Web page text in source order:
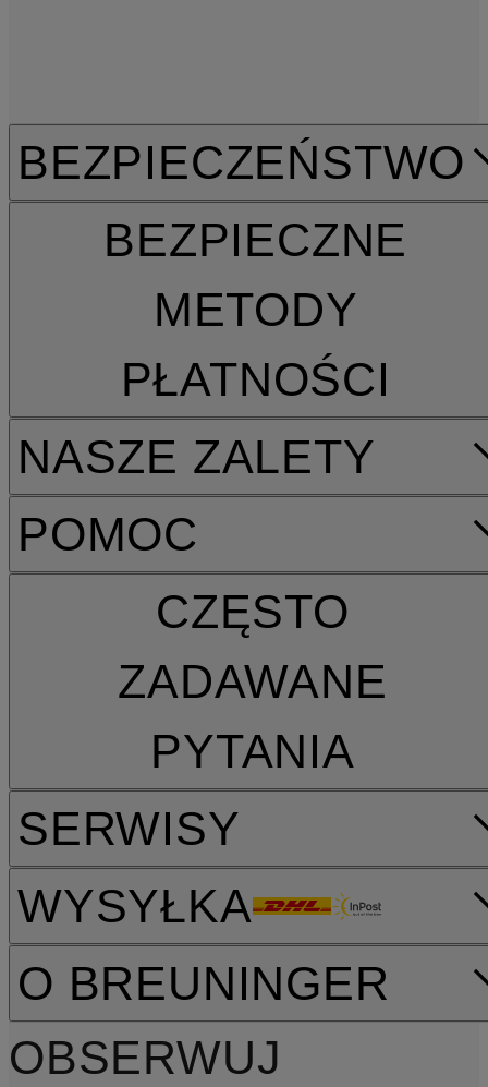
POMOC
CZĘSTO
ZADAWANE
PYTANIA
SERWISY
WYSYŁKA
BEZPIECZEŃSTWO
BEZPIECZNE
METODY
PŁATNOŚCI
NASZE ZALETY
O BREUNINGER
OBSERWUJ